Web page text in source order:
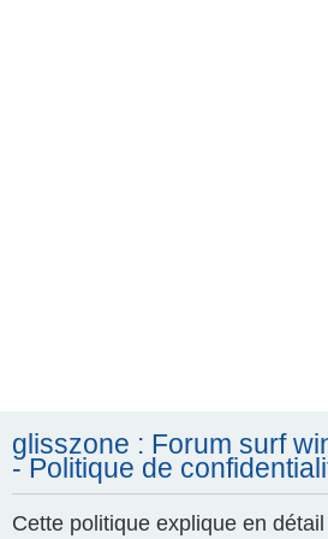
glisszone : Forum surf
- Politique de
Cette politique explique en